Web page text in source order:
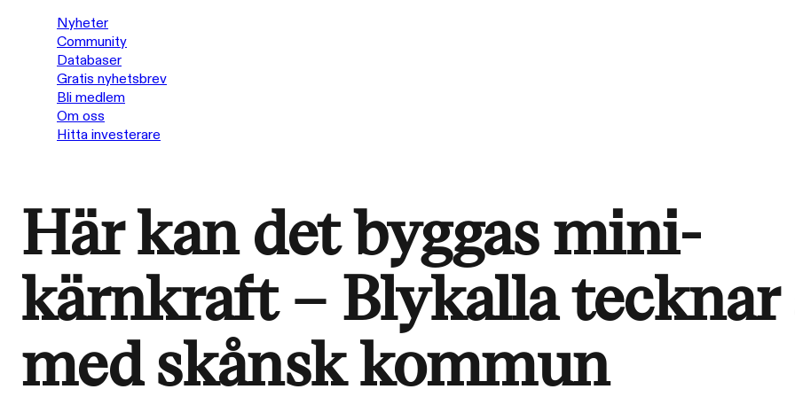
Nyheter
Community
Databaser
Gratis nyhetsbrev
Bli medlem
Om oss
Hitta investerare
Här kan det byggas mini-
kärnkraft – Blykalla tecknar
med skånsk kommun